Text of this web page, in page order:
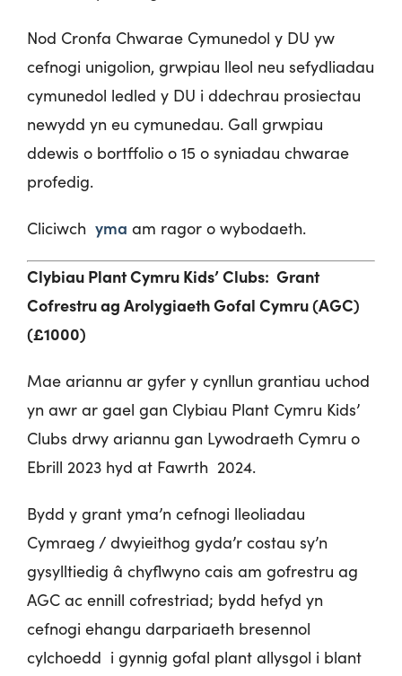
Nod Cronfa Chwarae Cymunedol y DU yw
cefnogi unigolion, grwpiau lleol neu sefydliadau
cymunedol ledled y DU i ddechrau prosiectau
newydd yn eu cymunedau. Gall grwpiau
ddewis o bortffolio o 15 o syniadau chwarae
profedig.
Cliciwch yma am ragor o wybodaeth.
Clybiau Plant Cymru Kids’ Clubs: Grant
Cofrestru ag Arolygiaeth Gofal Cymru (AGC)
(£1000)
Mae ariannu ar gyfer y cynllun grantiau uchod
yn awr ar gael gan Clybiau Plant Cymru Kids’
Clubs drwy ariannu gan Lywodraeth Cymru o
Ebrill 2023 hyd at Fawrth 2024.
Bydd y grant yma’n cefnogi lleoliadau
Cymraeg / dwyieithog gyda’r costau sy’n
gysylltiedig â chyflwyno cais am gofrestru ag
AGC ac ennill cofrestriad; bydd hefyd yn
cefnogi ehangu darpariaeth bresennol
cylchoedd i gynnig gofal plant allysgol i blant